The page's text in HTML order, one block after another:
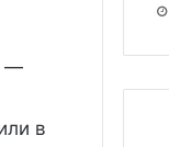
—
в